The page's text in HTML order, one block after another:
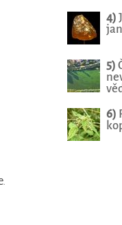
4)
5)
6)